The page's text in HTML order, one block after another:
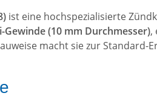
ist eine hochspezialisierte
Gewinde (10 mm Durchmesser),
macht sie zur Standard-